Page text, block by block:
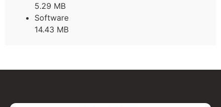
5.29 MB
Software
14.43 MB